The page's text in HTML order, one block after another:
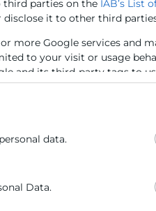
third parties on the IAB’s List
it to other third
more Google services and
to your visit or usage
and its third-party tags to
consent section.
data.
Data.
Valencia,
para
escuela
Center, y
LEER MÁS